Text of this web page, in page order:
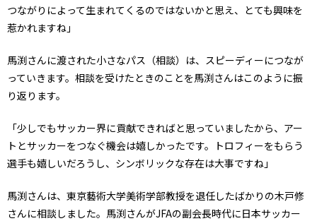
つながりによって生まれてくるのではないかと思え、とても興味を
惹かれますね」
馬渕さんに渡された小さなパス（相談）は、スピーディーにつなが
っていきます。相談を受けたときのことを馬渕さんはこのように振
り返ります。
「少しでもサッカー界に貢献できればと思っていましたから、アー
トとサッカーをつなぐ機会は嬉しかったです。トロフィーをもらう
選手も嬉しいだろうし、シンボリックな存在は大事ですね」
馬渕さんは、東京藝術大学美術学部教授を退任したばかりの木戸修
さんに相談しました。馬渕さんがJFAの副会長時代に日本サッカー